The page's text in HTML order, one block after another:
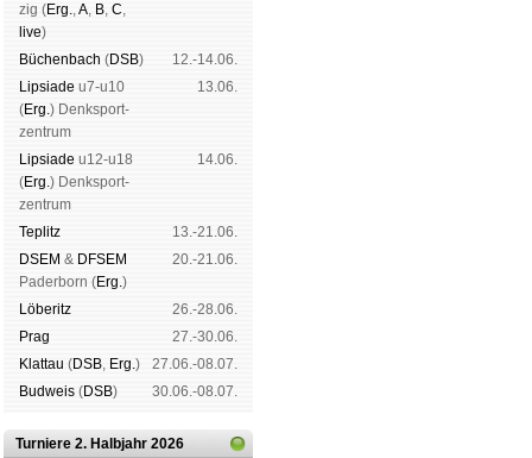
zig (Erg.,A, B, C,
live)
Büchen­bach (DSB)
12.-14.06.
Lipsiade u7-u10
(Erg.) Denk­sport­
zen­trum
13.06.
Lipsiade u12-u18
(Erg.) Denk­sport­
zen­trum
14.06.
Tep­litz
13.-21.06.
DSEM & DFSEM
Pader­born (Erg.)
20.-21.06.
Lö­be­ritz
26.-28.06.
Prag
27.-30.06.
Klat­tau (DSB, Erg.)
27.06.-08.07.
Bud­weis (DSB) 30.06.-08.07.
Turniere 2. Halbjahr 2026